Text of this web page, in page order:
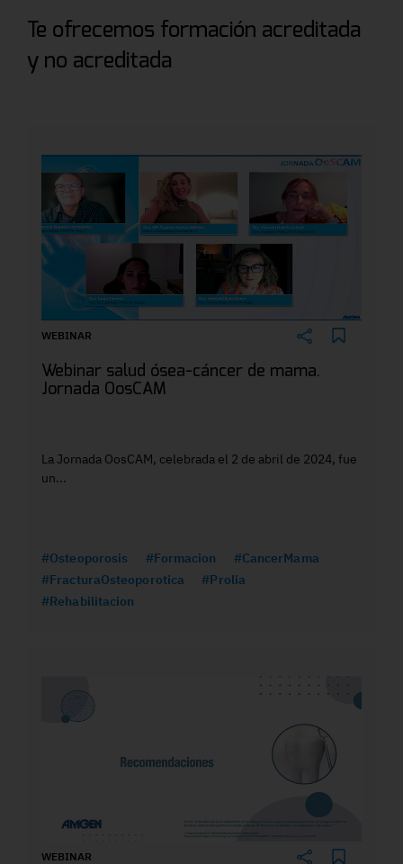
Te ofrecemos formación acreditada
y no acreditada
WEBINAR
Webinar salud ósea-cáncer de mama.
Jornada OosCAM
La Jornada OosCAM, celebrada el 2 de abril de 2024, fue
un...
#Osteoporosis #Formacion
#CancerMama
#FracturaOsteoporotica
#Prolia
#Rehabilitacion
WEBINAR